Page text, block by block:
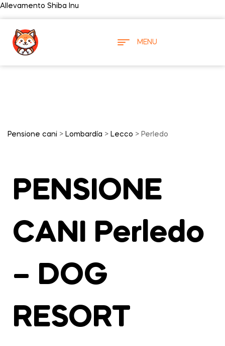
Allevamento Shiba Inu
MENU
Pensione cani > Lombardía > Lecco > Perledo
PENSIONE
CANI Perledo
– DOG
RESORT